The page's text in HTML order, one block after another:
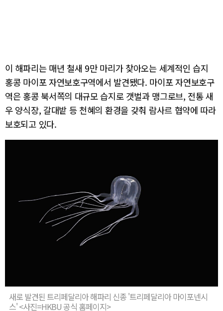
이 해파리는 매년 철새 9만 마리가 찾아오는 세계적인 습지
홍콩 마이포 자연보호구역에서 발견됐다. 마이포 자연보호구
역은 홍콩 북서쪽의 대규모 습지로 갯벌과 맹그로브, 전통 새
우 양식장, 갈대밭 등 천혜의 환경을 갖춰 람사르 협약에 따라
보호되고 있다.
새로 발견된 트리페달리아 해파리 신종 '트리페달리아 마이포넨시
스' <사진=HKBU 공식 홈페이지>